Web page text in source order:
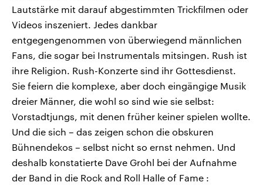
Lautstärke mit darauf abgestimmten Trickfilmen oder
Videos inszeniert. Jedes dankbar
entgegengenommen von überwiegend männlichen
Fans, die sogar bei Instrumentals mitsingen. Rush ist
ihre Religion. Rush-Konzerte sind ihr Gottesdienst.
Sie feiern die komplexe, aber doch eingängige Musik
dreier Männer, die wohl so sind wie sie selbst:
Vorstadtjungs, mit denen früher keiner spielen wollte.
Und die sich – das zeigen schon die obskuren
Bühnendekos – selbst nicht so ernst nehmen. Und
deshalb konstatierte Dave Grohl bei der Aufnahme
der Band in die Rock and Roll Halle of Fame :